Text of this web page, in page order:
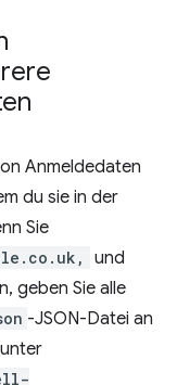
Anmeldedaten
du sie in der
Sie
und
geben Sie alle
-JSON-Datei an